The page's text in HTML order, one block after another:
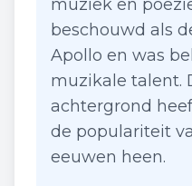
muziek en
beschouwd als
Apollo en was
muzikale talent.
achtergrond
de populariteit
eeuwen heen.